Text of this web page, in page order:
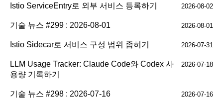
Istio ServiceEntry로 외부 서비스 등록하기 2026-08-02
기술 뉴스 #299 : 2026-08-01 2026-08-01
Istio Sidecar로 서비스 구성 범위 좁히기 2026-07-31
LLM Usage Tracker: Claude Code와 Codex 사
용량 기록하기
2026-07-18
기술 뉴스 #298 : 2026-07-16 2026-07-16